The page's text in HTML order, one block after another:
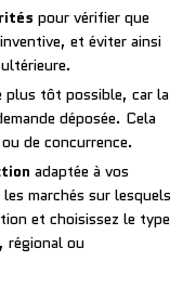
pour vérifier que
et éviter ainsi
plus tôt possible, car la
déposée. Cela
de concurrence.
adaptée à vos
marchés sur lesquels
et choisissez le type
régional ou